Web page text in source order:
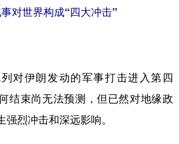
书画 健康
人居 信息化 数字经济
乡村振兴 银龄
对世界构成“四大冲击”
伊朗发动的军事打击进入第四
结束尚无法预测，但已然对地缘政
强烈冲击和深远影响。